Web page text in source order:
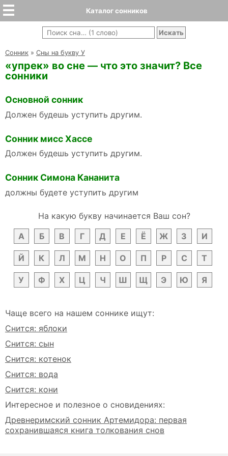
Каталог сонников
Cонник » Сны на букву У
«упрек» во сне — что это значит? Все
сонники
Основной сонник
Должен будешь уступить другим.
Сонник мисс Хассе
Должен будешь уступить другим.
Сонник Симона Кананита
должны будете уступить другим
На какую букву начинается Ваш сон?
А
Б В Г Д Е Ё Ж З И
Й К Л М Н О П Р С Т
У Ф Х Ц Ч Ш Щ Э Ю Я
Чаще всего на нашем соннике ищут:
Снится: яблоки
Снится: сын
Снится: котенок
Снится: вода
Снится: кони
Интересное и полезное о сновидениях:
Древнеримский сонник Артемидора: первая
сохранившаяся книга толкования снов